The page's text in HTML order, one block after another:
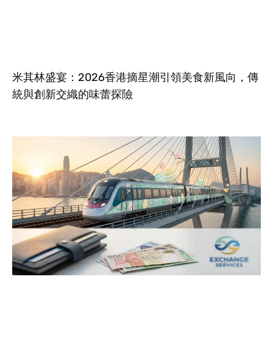
米其林盛宴：2026香港摘星潮引領美食新風向，傳
統與創新交織的味蕾探險